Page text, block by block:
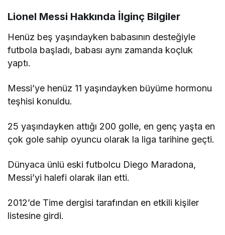
Lionel Messi Hakkında İlginç Bilgiler
Henüz beş yaşındayken babasının desteğiyle
futbola başladı, babası aynı zamanda koçluk
yaptı.
Messi’ye henüz 11 yaşındayken büyüme hormonu
teşhisi konuldu.
25 yaşındayken attığı 200 golle, en genç yaşta en
çok gole sahip oyuncu olarak la liga tarihine geçti.
Dünyaca ünlü eski futbolcu Diego Maradona,
Messi’yi halefi olarak ilan etti.
2012’de Time dergisi tarafından en etkili kişiler
listesine girdi.